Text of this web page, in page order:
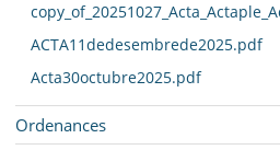
ACTA11dedesembrede2025.pdf
Acta30octubre2025.pdf
Ordenances